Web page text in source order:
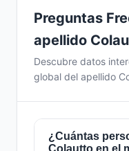
Preguntas
apellido
Descubre datos
global del apellido
¿Cuántas
Colautto en el